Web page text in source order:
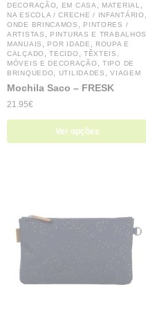
DECORAÇÃO
EM CASA MATERIAL
NA ESCOLA / CRECHE / INFANTÁRIO
ONDE BRINCAMOS
PINTORES /
ARTISTAS
PINTURAS E TRABALHOS
MANUAIS
POR IDADE
ROUPA E
CALÇADO
,TECIDO
TÊXTEIS,
MÓVEIS E DECORAÇÃO
,TIPO DE
BRINQUEDO
UTILIDADES ,VIAGEM
Mochila Saco – FRESK
21.95€
Ver opções